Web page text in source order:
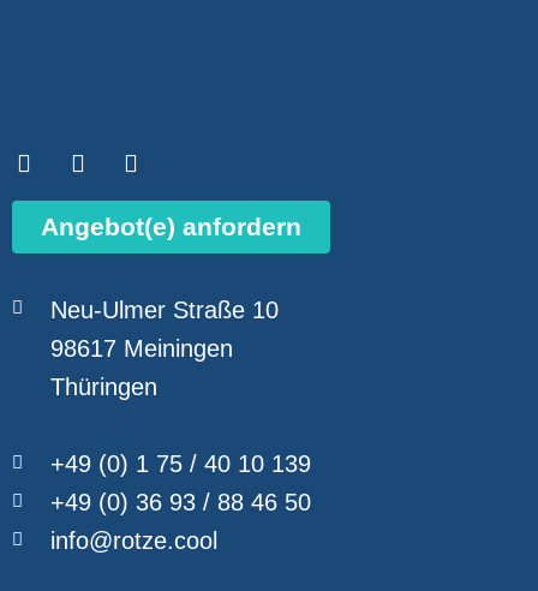
Angebot(e) anfordern
Neu-Ulmer Straße 10
98617 Meiningen
Thüringen
+49 (0) 1 75 / 40 10 139
+49 (0) 36 93 / 88 46 50
info@rotze.cool